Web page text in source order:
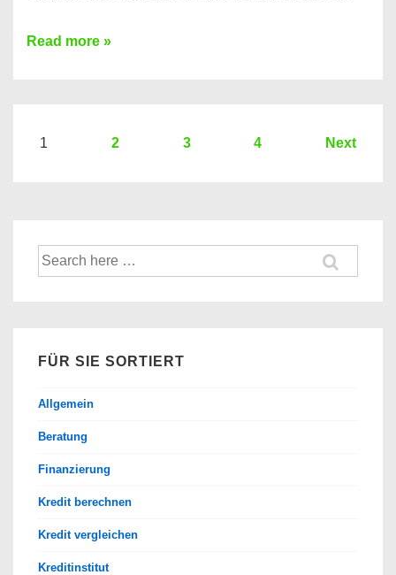
Sie
Hier
Banken
Read more »
Seitennummerierung
1 2 3 4 Next
Suche
nach:
FÜR SIE SORTIERT
Allgemein
Beratung
Finanzierung
Kredit berechnen
Kredit vergleichen
Kreditinstitut